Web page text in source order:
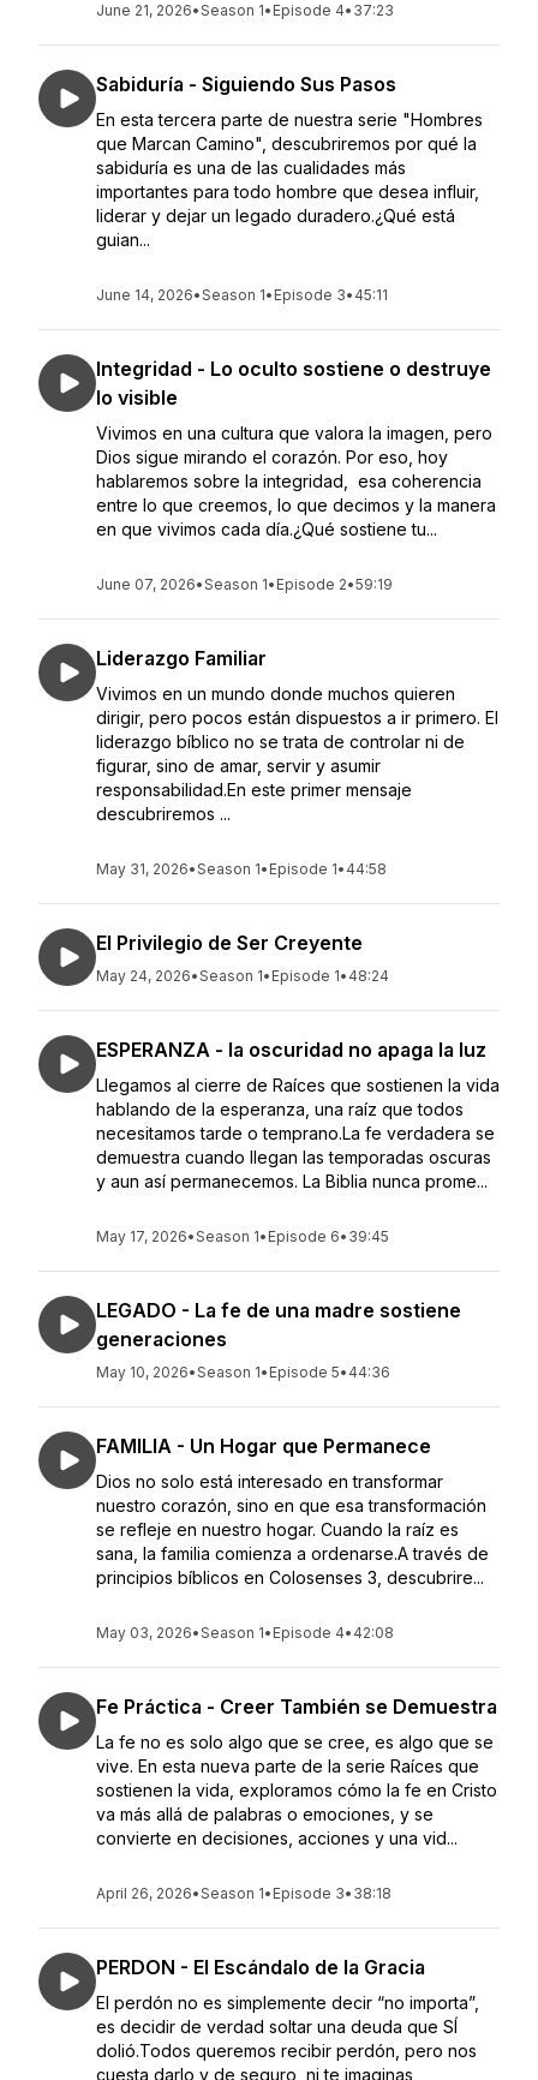
June 21, 2026•Season 1• Episode 4• 37:23
Sabiduría - Siguiendo Sus Pasos
En esta tercera parte de nuestra serie "Hombres
que Marcan Camino", descubriremos por qué la
sabiduría es una de las cualidades más
importantes para todo hombre que desea influir,
liderar y dejar un legado duradero.¿Qué está
guian...
June 14, 2026•Season 1• Episode 3• 45:11
Integridad - Lo oculto sostiene o destruye
lo visible
Vivimos en una cultura que valora la imagen, pero
Dios sigue mirando el corazón. Por eso, hoy
hablaremos sobre la integridad, esa coherencia
entre lo que creemos, lo que decimos y la manera
en que vivimos cada día.¿Qué sostiene tu...
June 07, 2026•Season 1• Episode 2•59:19
Liderazgo Familiar
Vivimos en un mundo donde muchos quieren
dirigir, pero pocos están dispuestos a ir primero. El
liderazgo bíblico no se trata de controlar ni de
figurar, sino de amar, servir y asumir
responsabilidad.En este primer mensaje
descubriremos ...
May 31, 2026•Season 1• Episode 1• 44:58
El Privilegio de Ser Creyente
May 24, 2026•Season 1• Episode 1• 48:24
ESPERANZA - la oscuridad no apaga la luz
Llegamos al cierre de Raíces que sostienen la vida
hablando de la esperanza, una raíz que todos
necesitamos tarde o temprano.La fe verdadera se
demuestra cuando llegan las temporadas oscuras
y aun así permanecemos. La Biblia nunca prome...
May 17, 2026•Season 1• Episode 6• 39:45
LEGADO - La fe de una madre sostiene
generaciones
May 10, 2026•Season 1• Episode 5• 44:36
FAMILIA - Un Hogar que Permanece
Dios no solo está interesado en transformar
nuestro corazón, sino en que esa transformación
se refleje en nuestro hogar. Cuando la raíz es
sana, la familia comienza a ordenarse.A través de
principios bíblicos en Colosenses 3, descubrire...
May 03, 2026•Season 1• Episode 4• 42:08
Fe Práctica - Creer También se Demuestra
La fe no es solo algo que se cree, es algo que se
vive. En esta nueva parte de la serie Raíces que
sostienen la vida, exploramos cómo la fe en Cristo
va más allá de palabras o emociones, y se
convierte en decisiones, acciones y una vid...
April 26, 2026•Season 1• Episode 3• 38:18
PERDON - El Escándalo de la Gracia
El perdón no es simplemente decir “no importa”,
es decidir de verdad soltar una deuda que SÍ
dolió.Todos queremos recibir perdón, pero nos
cuesta darlo y de seguro, ni te imaginas